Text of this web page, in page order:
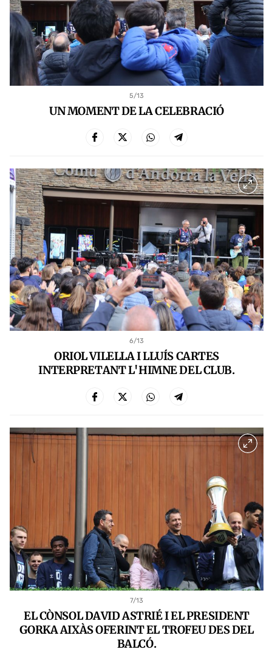
5/13
UN MOMENT DE LA CELEBRACIÓ
6/13
ORIOL VILELLA I LLUÍS CARTES
INTERPRETANT L'HIMNE DEL CLUB.
7/13
EL CÒNSOL DAVID ASTRIÉ I EL PRESIDENT
GORKA AIXÀS OFERINT EL TROFEU DES DEL
BALCÓ.